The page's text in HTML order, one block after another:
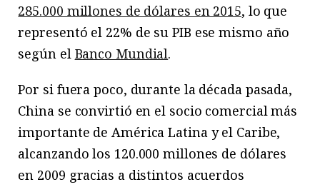
285.000 millones de dólares en 2015, lo que
representó el 22% de su PIB ese mismo año
según el Banco Mundial.
Por si fuera poco, durante la década pasada,
China se convirtió en el socio comercial más
importante de América Latina y el Caribe,
alcanzando los 120.000 millones de dólares
en 2009 gracias a distintos acuerdos